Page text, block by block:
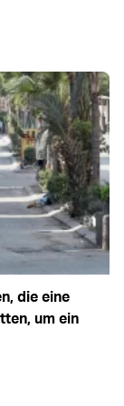
die eine
um ein